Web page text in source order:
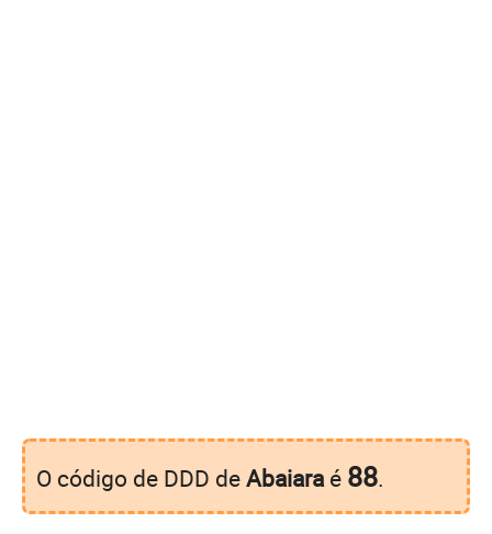
O código de DDD deAbaiara é 88.